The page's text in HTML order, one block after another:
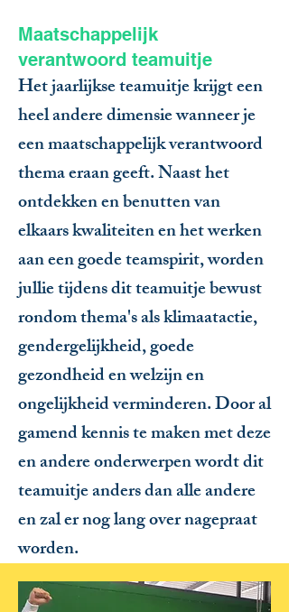
Maatschappelijk
verantwoord teamuitje
Het jaarlijkse teamuitje krijgt een
heel andere dimensie wanneer je
een maatschappelijk verantwoord
thema eraan geeft. Naast het
ontdekken en benutten van
elkaars kwaliteiten en het werken
aan een goede teamspirit, worden
jullie tijdens dit teamuitje bewust
rondom thema's als klimaatactie,
gendergelijkheid, goede
gezondheid en welzijn en
ongelijkheid verminderen. Door al
gamend kennis te maken met deze
en andere onderwerpen wordt dit
teamuitje anders dan alle andere
en zal er nog lang over nagepraat
worden.